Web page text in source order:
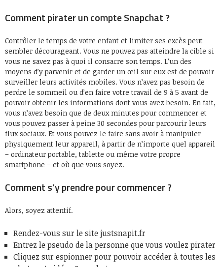
Comment pirater un compte Snapchat ?
Contrôler le temps de votre enfant et limiter ses excès peut
sembler décourageant. Vous ne pouvez pas atteindre la cible si
vous ne savez pas à quoi il consacre son temps. L’un des
moyens d’y parvenir et de garder un œil sur eux est de pouvoir
surveiller leurs activités mobiles. Vous n’avez pas besoin de
perdre le sommeil ou d’en faire votre travail de 9 à 5 avant de
pouvoir obtenir les informations dont vous avez besoin. En fait,
vous n’avez besoin que de deux minutes pour commencer et
vous pouvez passer à peine 30 secondes pour parcourir leurs
flux sociaux. Et vous pouvez le faire sans avoir à manipuler
physiquement leur appareil, à partir de n’importe quel appareil
– ordinateur portable, tablette ou même votre propre
smartphone – et où que vous soyez.
Comment s’y prendre pour commencer ?
Alors, soyez attentif.
Rendez-vous sur le site justsnapit.fr
Entrez le pseudo de la personne que vous voulez pirater
Cliquez sur espionner pour pouvoir accéder à toutes les